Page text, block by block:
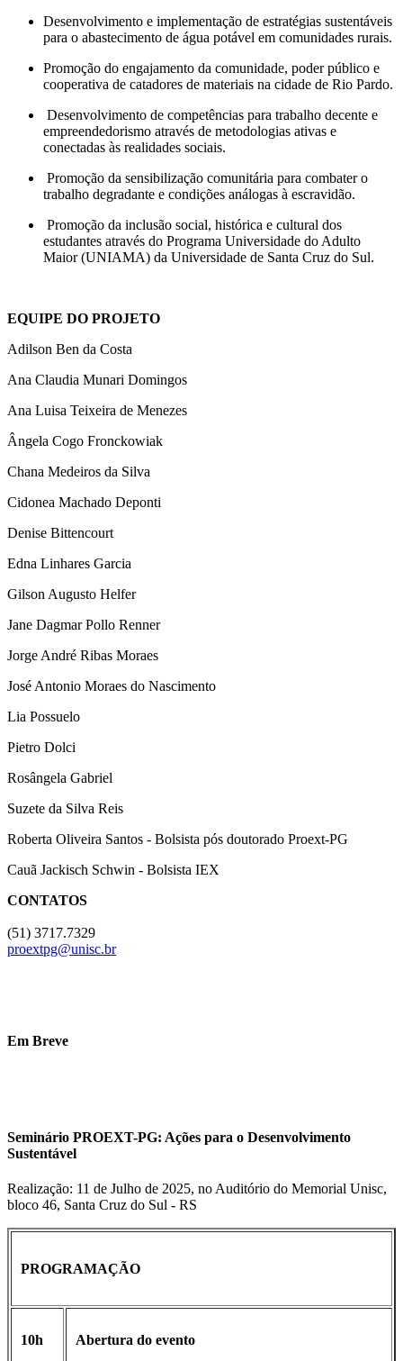
Desenvolvimento e implementação de estratégias sustentáveis
para o abastecimento de água potável em comunidades rurais.
Promoção do engajamento da comunidade, poder público e
cooperativa de catadores de materiais na cidade de Rio Pardo.
Desenvolvimento de competências para trabalho decente e
empreendedorismo através de metodologias ativas e
conectadas às realidades sociais.
Promoção da sensibilização comunitária para combater o
trabalho degradante e condições análogas à escravidão.
Promoção da inclusão social, histórica e cultural dos
estudantes através do Programa Universidade do Adulto
Maior (UNIAMA) da Universidade de Santa Cruz do Sul.
EQUIPE DO PROJETO
Adilson Ben da Costa
Ana Claudia Munari Domingos
Ana Luisa Teixeira de Menezes
Ângela Cogo Fronckowiak
Chana Medeiros da Silva
Cidonea Machado Deponti
Denise Bittencourt
Edna Linhares Garcia
Gilson Augusto Helfer
Jane Dagmar Pollo Renner
Jorge André Ribas Moraes
José Antonio Moraes do Nascimento
Lia Possuelo
Pietro Dolci
Rosângela Gabriel
Suzete da Silva Reis
Roberta Oliveira Santos - Bolsista pós doutorado Proext-PG
Cauã Jackisch Schwin - Bolsista IEX
CONTATOS
(51) 3717.7329
proextpg@unisc.br
Em Breve
Seminário PROEXT-PG: Ações para o Desenvolvimento
Sustentável
Realização: 11 de Julho de 2025, no Auditório do Memorial Unisc,
bloco 46, Santa Cruz do Sul - RS
PROGRAMAÇÃO
10h Abertura do evento